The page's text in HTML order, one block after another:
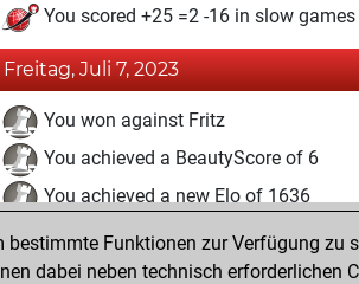
You scored +25 =2 -16 in slow games
Freitag, Juli 7, 2023
You won against Fritz
You achieved a BeautyScore of 6
You achieved a new Elo of 1636
Mittwoch, Dezember 2, 2020
Funktionen zur Verfügung
dabei neben technisch erforderlichen